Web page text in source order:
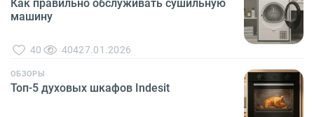
Как правильно обслуживать сушильную
машину
40 40427.01.2026
ОБЗОРЫ
Топ-5 духовых шкафов Indesit